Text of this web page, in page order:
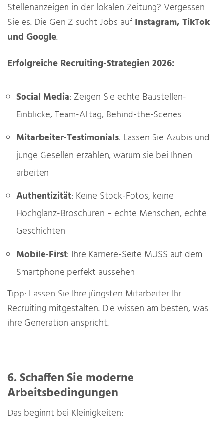
Stellenanzeigen in der lokalen Zeitung? Vergessen
Sie es. Die Gen Z sucht Jobs auf Instagram, TikTok
und Google.
Erfolgreiche Recruiting-Strategien 2026:
Social Media: Zeigen Sie echte Baustellen-
Einblicke, Team-Alltag, Behind-the-Scenes
Mitarbeiter-Testimonials: Lassen Sie Azubis und
junge Gesellen erzählen, warum sie bei Ihnen
arbeiten
Authentizität: Keine Stock-Fotos, keine
Hochglanz-Broschüren – echte Menschen, echte
Geschichten
Mobile-First: Ihre Karriere-Seite MUSS auf dem
Smartphone perfekt aussehen
Tipp: Lassen Sie Ihre jüngsten Mitarbeiter Ihr
Recruiting mitgestalten. Die wissen am besten, was
ihre Generation anspricht.
6. Schaffen Sie moderne
Arbeitsbedingungen
Das beginnt bei Kleinigkeiten: